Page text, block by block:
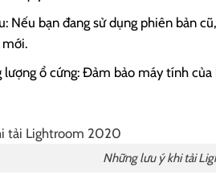
Nếu bạn đang sử dụng phiên bản
ổ cứng: Đảm bảo máy tính
Những lưu ý khi tải